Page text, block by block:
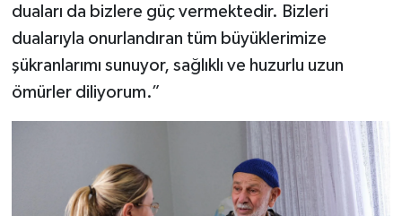
duaları da bizlere güç vermektedir. Bizleri
dualarıyla onurlandıran tüm büyüklerimize
şükranlarımı sunuyor, sağlıklı ve huzurlu uzun
ömürler diliyorum.”